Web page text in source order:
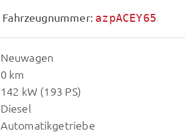
Fahrzeugnummer: azpACEY65
Neuwagen
0 km
142 kW (193 PS)
Diesel
Automatikgetriebe